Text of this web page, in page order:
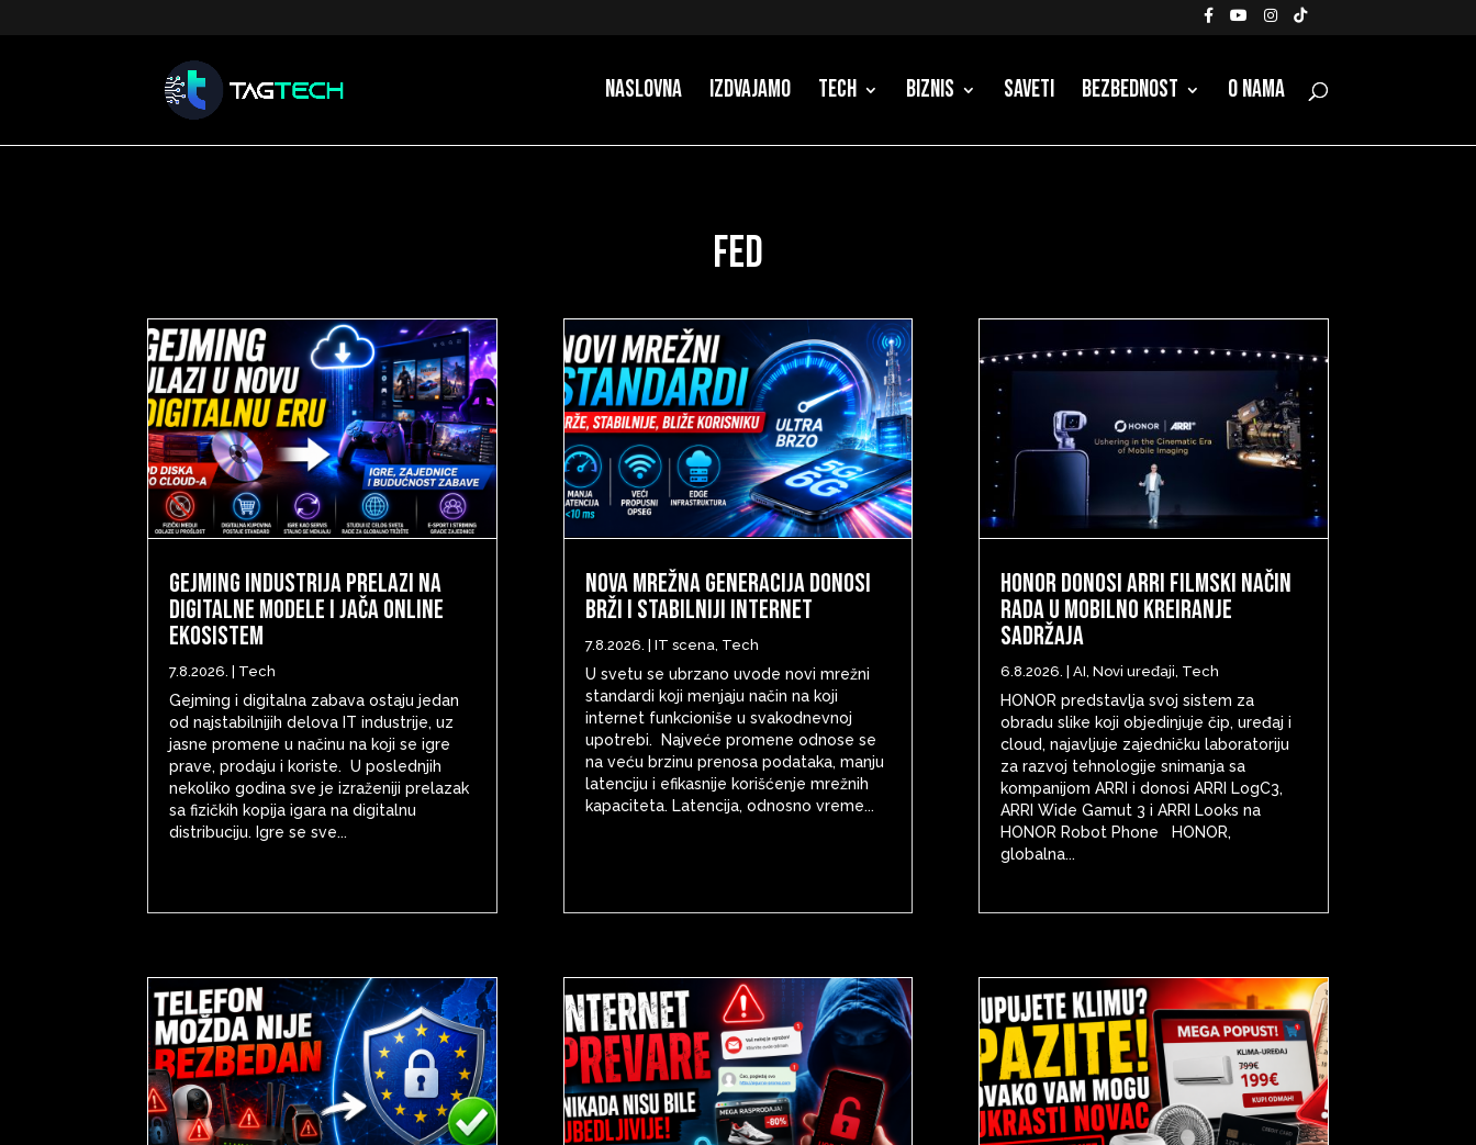
Naslovna Izdvajamo Tech Biznis Saveti Bezbednost O nama
fed
Gejming industrija prelazi na
digitalne modele i jača online
ekosistem
7.8.2026. Tech
Gejming i digitalna zabava ostaju jedan
od najstabilnijih delova IT industrije, uz
jasne promene u načinu na koji se igre
prave, prodaju i koriste. U poslednjih
nekoliko godina sve je izraženiji prelazak
sa fizičkih kopija igara na digitalnu
distribuciju. Igre se sve...
Nova mrežna generacija donosi
brži i stabilniji internet
7.8.2026. IT scena, Tech
U svetu se ubrzano uvode novi mrežni
standardi koji menjaju način na koji
internet funkcioniše u svakodnevnoj
upotrebi. Najveće promene odnose se
na veću brzinu prenosa podataka, manju
latenciju i efikasnije korišćenje mrežnih
kapaciteta. Latencija, odnosno vreme...
HONOR donosi ARRI filmski način
rada u mobilno kreiranje
sadržaja
6.8.2026. AI, Novi uređaji, Tech
HONOR predstavlja svoj sistem za
obradu slike koji objedinjuje čip, uređaj i
cloud, najavljuje zajedničku laboratoriju
za razvoj tehnologije snimanja sa
kompanijom ARRI i donosi ARRI LogC3,
ARRI Wide Gamut 3 i ARRI Looks na
HONOR Robot Phone HONOR,
globalna...